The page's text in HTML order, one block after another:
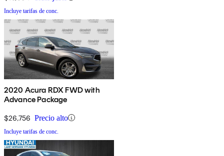
Incluye tarifas de conc.
2020 Acura RDX FWD with
Advance Package
$26,756 Precio alto
Incluye tarifas de conc.